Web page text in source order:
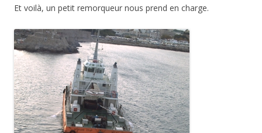
Et voilà, un petit remorqueur nous prend en charge.